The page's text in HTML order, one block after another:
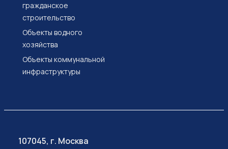
гражданское
строительство
Объекты водного
хозяйства
Объекты коммунальной
инфраструктуры
107045, г. Москва